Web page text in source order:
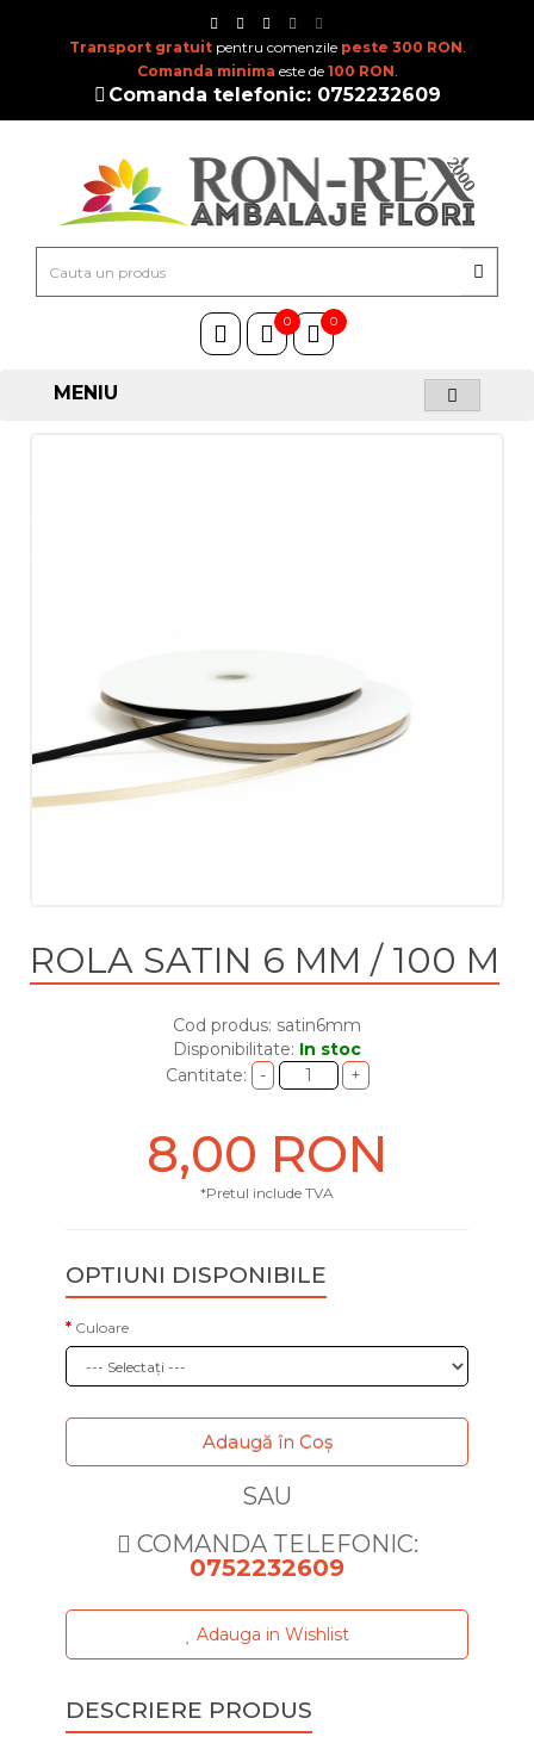
Transport gratuitpentru comenzile peste 300 RON.
Comanda minima este de 100 RON.
Comanda telefonic: 0752232609
0 0
MENIU
ROLA SATIN 6 MM / 100 M
Cod produs: satin6mm
Disponibilitate: In stoc
Cantitate:
8,00 RON
*Pretul include TVA
OPTIUNI DISPONIBILE
Culoare
Adaugă în Coş
SAU
COMANDA TELEFONIC:
0752232609
Adauga in Wishlist
DESCRIERE PRODUS